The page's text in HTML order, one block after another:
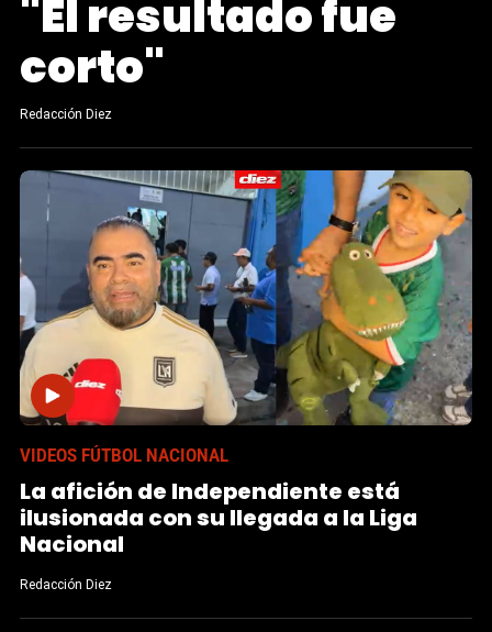
"El resultado fue
corto"
Redacción Diez
VIDEOS FÚTBOL NACIONAL
La afición de Independiente está
ilusionada con su llegada a la Liga
Nacional
Redacción Diez